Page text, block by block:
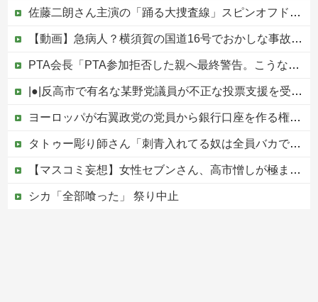
佐藤二朗さん主演の「踊る大捜査線」スピンオフドラマ、正式に中止との報道他
【動画】急病人？横須賀の国道16号でおかしな事故が撮影される。
PTA会長「PTA参加拒否した親へ最終警告。こうなってもいい？」
|●|反高市で有名な某野党議員が不正な投票支援を受けていた過去が発掘、「説明責任があるのでは？」と揶揄されており……
ヨーロッパが右翼政党の党員から銀行口座を作る権利を剥奪、そのせいで皮肉すぎる展開に突入しており……
タトゥー彫り師さん「刺青入れてる奴は全員バカです」→30万再生ｗｗｗｗｗｗ
【マスコミ妄想】女性セブンさん、高市憎しが極まりすぎたのか、過去一級の低俗な「支持率下げてやる」記事を配信してしまう 想像の10倍低俗
シカ「全部喰った」 祭り中止